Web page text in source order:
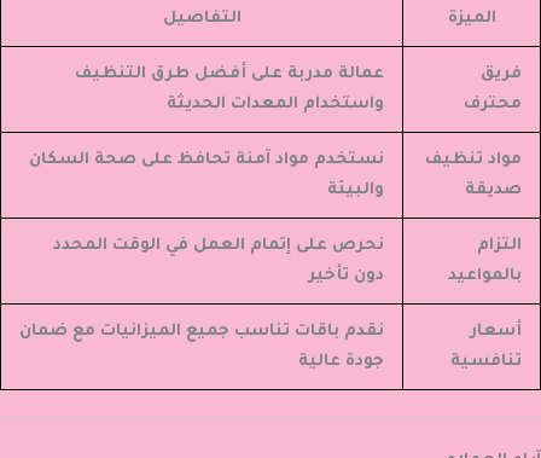
الميزة التفاصيل
فريق
محترف
عمالة مدربة على أفضل طرق التنظيف
واستخدام المعدات الحديثة
مواد تنظيف
صديقة
نستخدم مواد آمنة تحافظ على صحة السكان
والبيئة
التزام
بالمواعيد
نحرص على إتمام العمل في الوقت المحدد
دون تأخير
أسعار
تنافسية
نقدم باقات تناسب جميع الميزانيات مع ضمان
جودة عالية